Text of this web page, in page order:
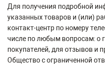
Для получения подробной
указанных товаров и (или)
контакт-центр по номеру
числе по любым вопросам: о
покупателей, для отзывов и
Общество с ограниченной